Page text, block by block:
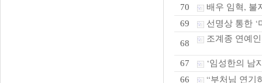
70 배우 임혁, 불
69 선명상 통한
68 조계종 연예
67 ‘임성한의 남
66 “부처님 연기